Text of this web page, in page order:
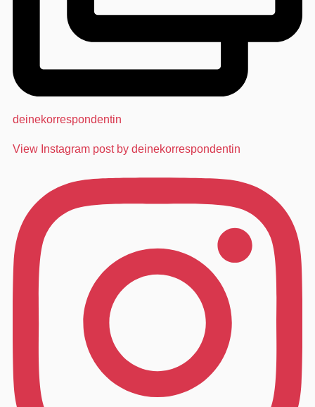
deinekorrespondentin
View Instagram post by deinekorrespondentin